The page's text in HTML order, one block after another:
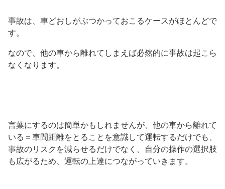
事故は、車どおしがぶつかっておこるケースがほとんどで
す。
なので、他の車から離れてしまえば必然的に事故は起こら
なくなります。
言葉にするのは簡単かもしれませんが、他の車から離れて
いる＝車間距離をとることを意識して運転するだけでも、
事故のリスクを減らせるだけでなく、自分の操作の選択肢
も広がるため、運転の上達につながっていきます。